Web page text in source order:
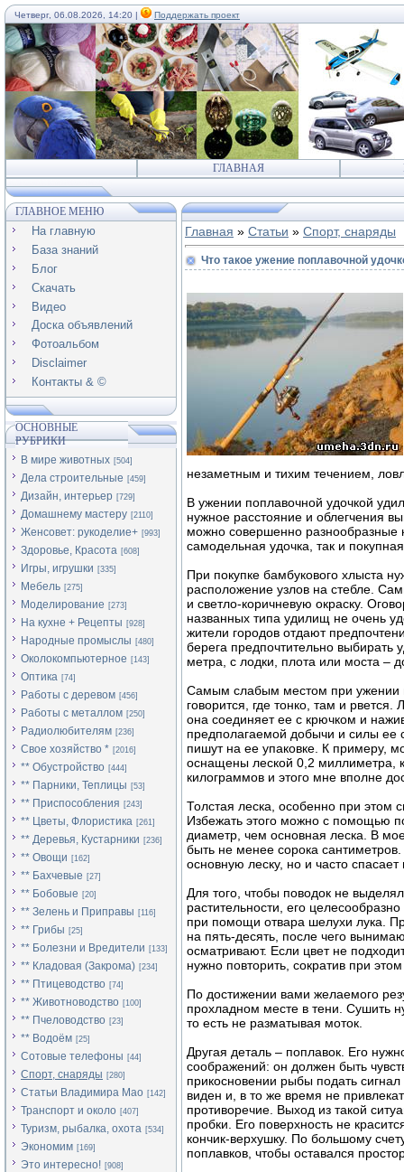
Четверг, 06.08.2026, 14:20 | Поддержать проект
ГЛАВНАЯ
ГЛАВНОЕ МЕНЮ
На главную
База знаний
Блог
Скачать
Видео
Доска объявлений
Фотоальбом
Disclaimer
Контакты & ©
ОСНОВНЫЕ
РУБРИКИ
В мире животных [504]
Дела строительные [459]
Дизайн, интерьер [729]
Домашнему мастеру [2110]
Женсовет: рукоделие+ [993]
Здоровье, Красота [608]
Игры, игрушки [335]
Мебель [275]
Моделирование [273]
На кухне + Рецепты [928]
Народные промыслы [480]
Околокомпьютерное [143]
Оптика [74]
Работы с деревом [456]
Работы с металлом [250]
Радиолюбителям [236]
Свое хозяйство * [2016]
** Обустройство [444]
** Парники, Теплицы [53]
** Приспособления [243]
** Цветы, Флористика [261]
** Деревья, Кустарники [236]
** Овощи [162]
** Бахчевые [27]
** Бобовые [20]
** Зелень и Приправы [116]
** Грибы [25]
** Болезни и Вредители [133]
** Кладовая (Закрома) [234]
** Птицеводство [74]
** Животноводство [100]
** Пчеловодство [23]
** Водоём [25]
Сотовые телефоны [44]
Спорт, снаряды [280]
Статьи Владимира Мао [142]
Транспорт и около [407]
Туризм, рыбалка, охота [534]
Экономим [169]
Это интересно! [908]
Главная » Статьи » Спорт, снаряды
Что такое ужение поплавочной
незаметным и тихим течением,
В ужении поплавочной удочкой
нужное расстояние и облегчения
можно совершенно разнообразные
самодельная удочка, так и
При покупке бамбукового хлыста
расположение узлов на стебле.
и светло-коричневую окраску.
названных типа удилищ не очень
жители городов отдают
берега предпочтительно
метра, с лодки, плота или моста –
Самым слабым местом при ужении
говорится, где тонко, там и
она соединяет ее с крючком и
предполагаемой добычи и силы ее
пишут на ее упаковке. К примеру,
оснащены леской 0,2 миллиметра,
килограммов и этого мне вполне
Толстая леска, особенно при этом
Избежать этого можно с помощью
диаметр, чем основная леска. В
быть не менее сорока
основную леску, но и часто спасает
Для того, чтобы поводок не
растительности, его
при помощи отвара шелухи лука.
на пять-десять, после чего
осматривают. Если цвет не
нужно повторить, сократив при
По достижении вами желаемого
прохладном месте в тени. Сушить
то есть не разматывая моток.
Другая деталь – поплавок. Его
соображений: он должен быть
прикосновении рыбы подать
виден и, в то же время не
противоречие. Выход из такой
пробки. Его поверхность не
кончик-верхушку. По большому
поплавков, чтобы оставался